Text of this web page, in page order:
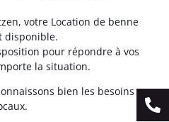
votre Location de benne
disponible.
pour répondre à vos
la situation.
bien les besoins